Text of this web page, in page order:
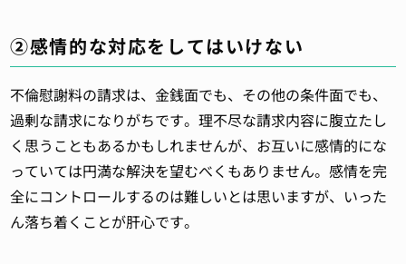
②感情的な対応をしてはいけない
不倫慰謝料の請求は、金銭面でも、その他の条件面でも、
過剰な請求になりがちです。理不尽な請求内容に腹立たし
く思うこともあるかもしれませんが、お互いに感情的にな
っていては円満な解決を望むべくもありません。感情を完
全にコントロールするのは難しいとは思いますが、いった
ん落ち着くことが肝心です。